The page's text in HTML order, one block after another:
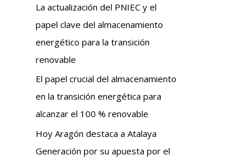
La actualización del PNIEC y el
papel clave del almacenamiento
energético para la transición
renovable
El papel crucial del almacenamiento
en la transición energética para
alcanzar el 100 % renovable
Hoy Aragón destaca a Atalaya
Generación por su apuesta por el